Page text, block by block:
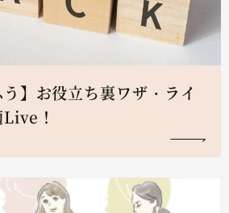
う】お役立ち裏ワザ・ライ
！